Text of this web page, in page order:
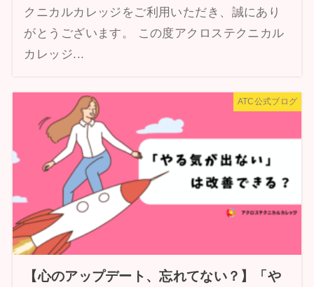
クニカルカレッジをご利用いただき、誠にあり
がとうございます。 この度アクロステクニカル
カレッジ...
ATC公式ブログ
【心のアップデート、忘れてない？】「や